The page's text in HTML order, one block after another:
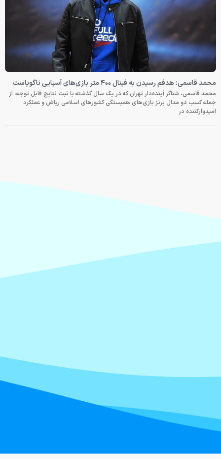
محمد قاسمی: هدفم رسیدن به فینال ۴۰۰ متر بازی‌های آسیایی ناگویاست
محمد قاسمی، شناگر آینده‌دار تهران که در یک سال گذشته با ثبت نتایج قابل توجه، از
جمله کسب دو مدال برنز بازی‌های همبستگی کشورهای اسلامی ریاض و عملکرد
امیدوارکننده در